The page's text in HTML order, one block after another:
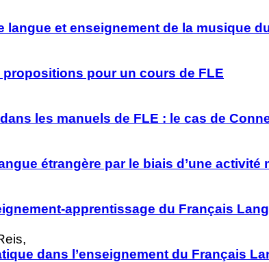
langue et enseignement de la musique
pour un cours de FLE
les manuels de FLE : le cas de
étrangère par le biais d’une activité
apprentissage du Français
dans l’enseignement du Français